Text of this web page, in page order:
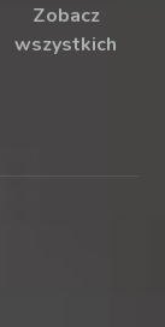
Zobacz
wszystkich